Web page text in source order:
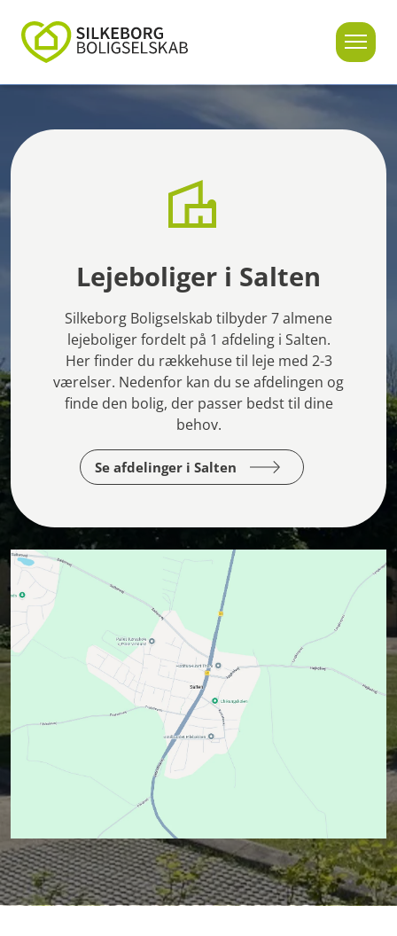
Lejeboliger i Salten
Silkeborg Boligselskab tilbyder 7 almene
lejeboliger fordelt på 1 afdeling i Salten.
Her finder du rækkehuse til leje med 2-3
værelser. Nedenfor kan du se afdelingen og
finde den bolig, der passer bedst til dine
behov.
Se afdelinger i Salten